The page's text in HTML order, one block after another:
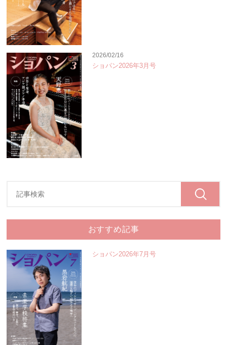
2026/02/16
ショパン2026年3月号
おすすめ記事
ショパン2026年7月号